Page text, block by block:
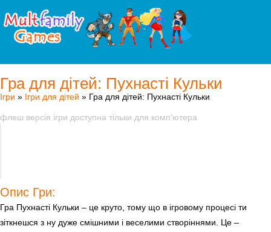
Гра для дітей: Пухнасті Кульки
Ігри » Ігри для дітей » Гра для дітей: Пухнасті Кульки
флеш версія ігри доступна тільки для комп'ютера
Опис Гри:
Гра Пухнасті Кульки – це круто, тому що в ігровому процесі ти
зіткнешся з ну дуже смішними і веселими створіннями. Це –